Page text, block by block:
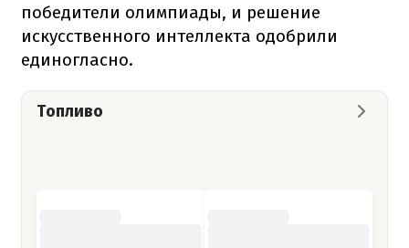
победители олимпиады, и решение
искусственного интеллекта одобрили
единогласно.
Топливо